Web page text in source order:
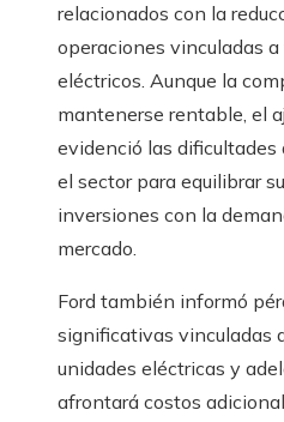
relacionados con la
operaciones vinculadas
eléctricos. Aunque la
mantenerse rentable, el
evidenció las dificultades
el sector para equilibrar
inversiones con la
mercado.
Ford también informó
significativas vinculadas
unidades eléctricas y
afrontará costos